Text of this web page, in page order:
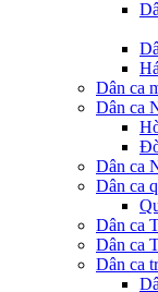
Dân ca
Dân ca
Dân ca
Dân ca
Dân ca
Dân ca
Dân ca